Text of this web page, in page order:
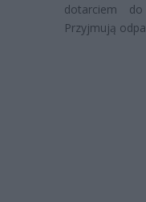
dotarciem
Przyjmują